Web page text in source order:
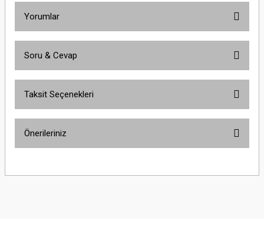
Yorumlar
Soru & Cevap
Taksit Seçenekleri
Önerileriniz
yetersiz gördüğünüz noktaları öneri formunu kullanarak tarafımıza